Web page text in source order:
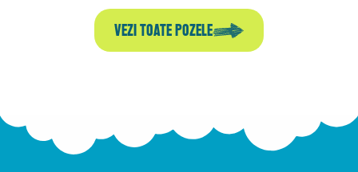
VEZI TOATE POZELE